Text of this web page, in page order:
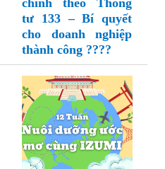
chính theo Thông
tư 133 – Bí quyết
cho doanh nghiệp
thành công ????